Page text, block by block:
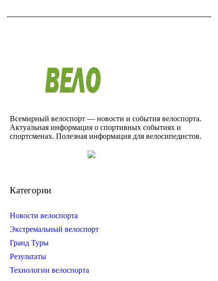
Всемирный велоспорт — новости и события велоспорта.
Актуальная информация о спортивных событиях и
спортсменах. Полезная информация для велосипедистов.
Категории
Новости велоспорта
Экстремальный велоспорт
Гранд Туры
Результаты
Технологии велоспорта